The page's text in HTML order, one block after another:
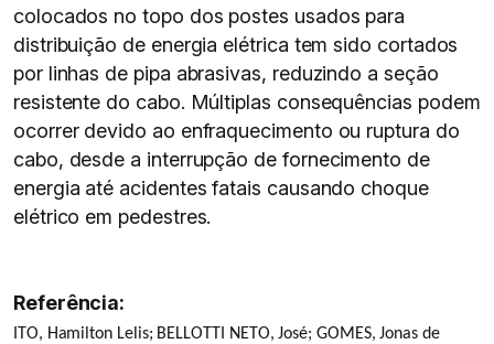
colocados no topo dos postes usados para
distribuição de energia elétrica tem sido cortados
por linhas de pipa abrasivas, reduzindo a seção
resistente do cabo. Múltiplas consequências podem
ocorrer devido ao enfraquecimento ou ruptura do
cabo, desde a interrupção de fornecimento de
energia até acidentes fatais causando choque
elétrico em pedestres.
Referência:
ITO, Hamilton Lelis; BELLOTTI NETO, José; GOMES, Jonas de